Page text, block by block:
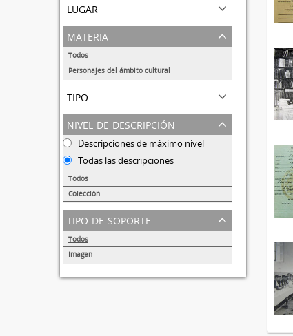
lugar
materia
Todos
Personajes del ámbito cultural
tipo
nivel de descripción
Descripciones de máximo nivel
Todas las descripciones
Todos
Colección
2
tipo de soporte
Todos
Imagen